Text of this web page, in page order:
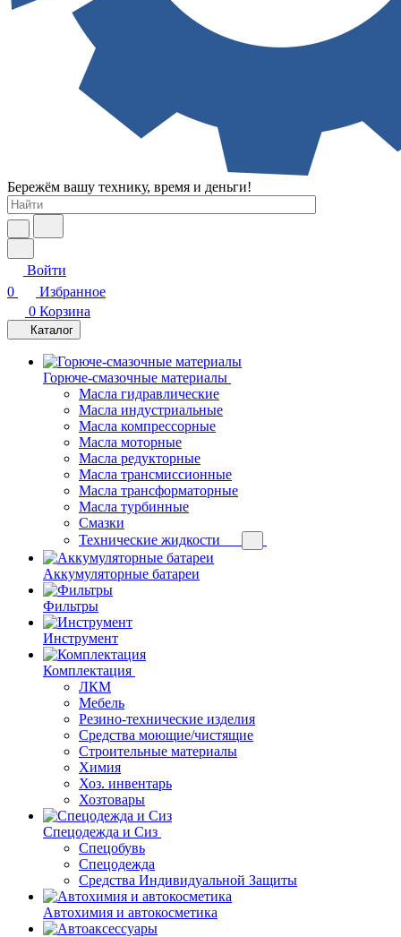
Бережём вашу технику, время и деньги!
Войти
0
Избранное
0 Корзина
Каталог
Горюче-смазочные материалы
Масла гидравлические
Масла индустриальные
Масла компрессорные
Масла моторные
Масла редукторные
Масла трансмиссионные
Масла трансформаторные
Масла турбинные
Смазки
Технические жидкости
Аккумуляторные батареи
Фильтры
Инструмент
Комплектация
ЛКМ
Мебель
Резино-технические изделия
Средства моющие/чистящие
Строительные материалы
Химия
Хоз. инвентарь
Хозтовары
Спецодежда и Сиз
Спецобувь
Спецодежда
Средства Индивидуальной Защиты
Автохимия и автокосметика